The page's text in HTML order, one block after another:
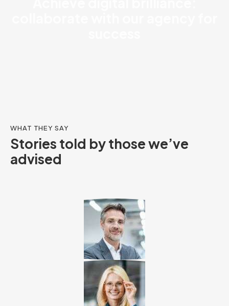
WHAT THEY SAY
Stories told by those we’ve
advised